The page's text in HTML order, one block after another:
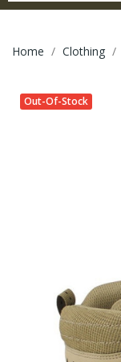
Home Clothing
Out-Of-Stock